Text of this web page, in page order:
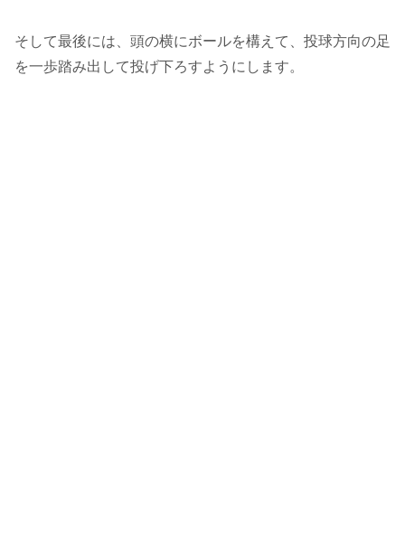
そして最後には、頭の横にボールを構えて、投球方向の足
を一歩踏み出して投げ下ろすようにします。